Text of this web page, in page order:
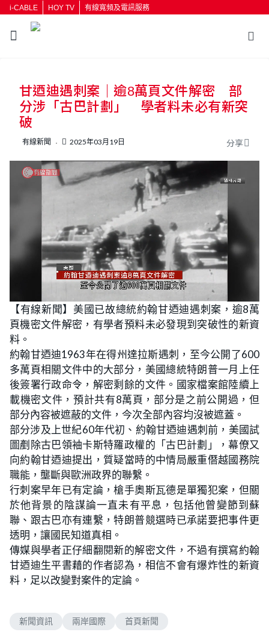
i-CABLE HOY TV 有線寬頻及電訊服務
按輸入鍵開始搜尋
甘迺迪遇刺案｜逾8萬頁文件解密 部
分涉「古巴計劃」 學者料未必有新突
破
有線新聞 2025年03月19日 分享
n
m
u
t
e
o
a
d
e
d
0
.
0
0
%
【有線新聞】美國已故總統約翰甘迺迪遇刺案，逾8萬
頁機密文件解密，有學者預料未必發現到突破性的新資
料。
約翰甘迺迪1963年在得州達拉斯遇刺，至今公開了600
多萬頁相關文件中的大部分，美國總統特朗普一月上任
後簽署行政命令，解密剩餘的文件。國家檔案館陸續上
載機密文件，預計共有8萬頁，部分是之前公開過，但
部分內容被遮蔽的文件，今次全部內容均沒被遮蓋。
部分涉及上世紀60年代初、約翰甘迺迪遇刺前，美國試
圖剷除古巴領袖卡斯特羅政權的「古巴計劃」，幕僚又
向約翰甘迺迪提出，質疑當時的中情局嚴重僭越國務院
職能，壟斷與歐洲政界的聯繫。
行刺案早年已有定論，槍手奧斯瓦德是單獨犯案，但關
於他背景的陰謀論一直未有平息，包括他曾變節到蘇
聯、跟古巴亦有連繫，特朗普競選時已承諾要把事件更
透明，讓國民知道真相。
傳媒與學者正仔細翻閱新的解密文件，不過有撰寫約翰
甘迺迪生平書藉的作者認為，相信不會有爆炸性的新資
料，足以改變對案件的定論。
新聞資訊 兩岸國際 首頁新聞